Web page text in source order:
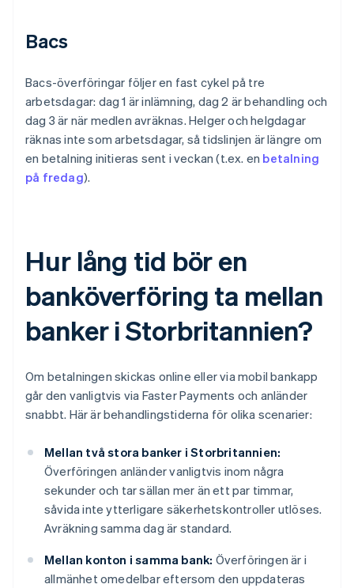
Bacs
Bacs-överföringar följer en fast cykel på tre
arbetsdagar: dag 1 är inlämning, dag 2 är behandling och
dag 3 är när medlen avräknas. Helger och helgdagar
räknas inte som arbetsdagar, så tidslinjen är längre om
en betalning initieras sent i veckan (t.ex. en betalning
på fredag).
Hur lång tid bör en
banköverföring ta mellan
banker i Storbritannien?
Om betalningen skickas online eller via mobil bankapp
går den vanligtvis via Faster Payments och anländer
snabbt. Här är behandlingstiderna för olika scenarier:
Mellan två stora banker i Storbritannien:
Överföringen anländer vanligtvis inom några
sekunder och tar sällan mer än ett par timmar,
såvida inte ytterligare säkerhetskontroller utlöses.
Avräkning samma dag är standard.
Mellan konton i samma bank: Överföringen är i
allmänhet omedelbar eftersom den uppdateras